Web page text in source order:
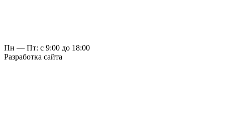
Пн — Пт: с 9:00 до 18:00
Разработка сайта